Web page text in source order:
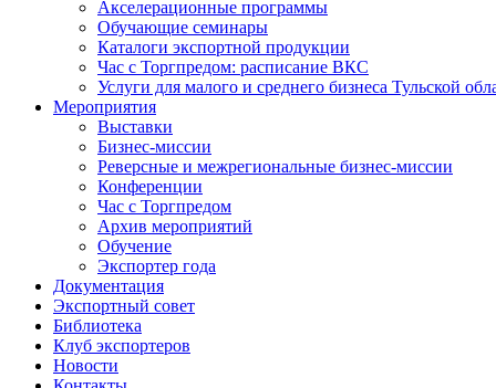
Акселерационные программы
Обучающие семинары
Каталоги экспортной продукции
Час с Торгпредом: расписание ВКС
Услуги для малого и среднего бизнеса Тульской
Мероприятия
Выставки
Бизнес-миссии
Реверсные и межрегиональные бизнес-миссии
Конференции
Час с Торгпредом
Архив мероприятий
Обучение
Экспортер года
Документация
Экспортный совет
Библиотека
Клуб экспортеров
Новости